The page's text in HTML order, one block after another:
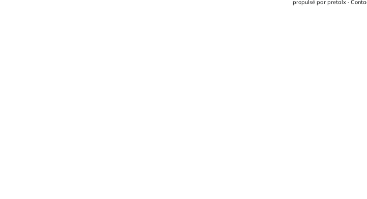
propulsé par pretalx ·